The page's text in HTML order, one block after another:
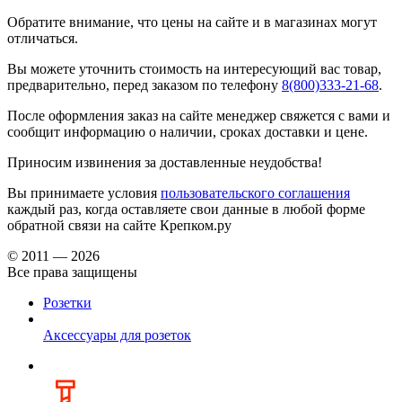
Обратите внимание, что цены на сайте и в магазинах могут
отличаться.
Вы можете уточнить стоимость на интересующий вас товар,
предварительно, перед заказом по телефону 8(800)333-21-68.
После оформления заказ на сайте менеджер свяжется с вами и
сообщит информацию о наличии, сроках доставки и цене.
Приносим извинения за доставленные неудобства!
Вы принимаете условия пользовательского соглашения
каждый раз, когда оставляете свои данные в любой форме
обратной связи на сайте Крепком.ру
© 2011 — 2026
Все права защищены
Розетки
Аксессуары для розеток